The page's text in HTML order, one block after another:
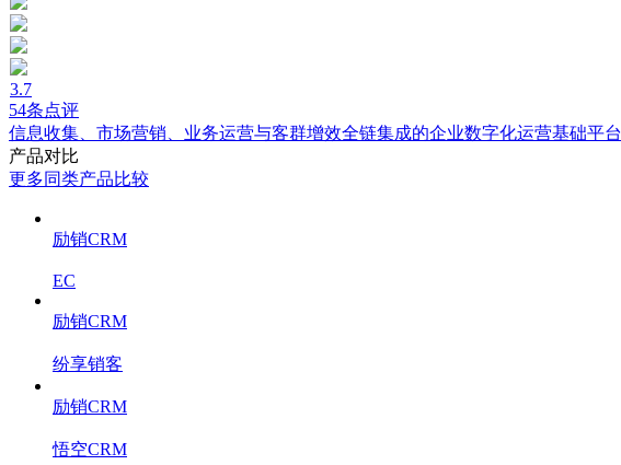
3.7
54条点评
信息收集、市场营销、业务运营与客群增效全链集成的企业数字化运营基础平台
产品对比
更多同类产品比较
励销CRM
EC
励销CRM
纷享销客
励销CRM
悟空CRM